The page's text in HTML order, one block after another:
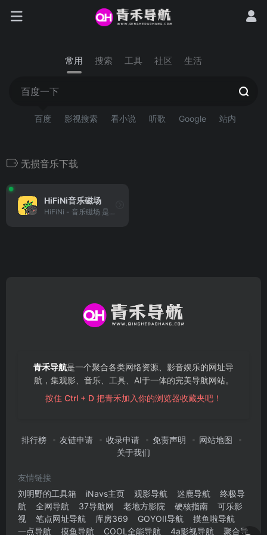
常用 搜索 工具 社区 生活
百度 影视搜索 看小说 听歌 Google 站内
无损音乐下载
HiFiNi音乐磁场
HiFiNi - 音乐磁场 是一个由音乐爱好者维护的分享平台,也是一个永久免费的海量无损音乐下载网站。在这里，您可以​​探索、聆听、分享并交流​​全球多元音乐。
青禾导航是一个聚合各类网络资源、影音娱乐的网址导
航，集观影、音乐、工具、AI于一体的完美导航网站。
按住 Ctrl + D 把青禾加入你的浏览器收藏夹吧！
排行榜 友链申请 收录申请 免责声明
网站地图
关于我们
友情链接
刘明野的工具箱
iNavs主页 观影导航 迷鹿导航
终极导
航
全网导航 37导航网 老地方影院 硬核指南
可乐影
视
笔点网址导航 库房369 GOYOII导航
摸鱼啦导航
一点导航
摸鱼导航 COOL全能导航 4a影视导航 聚合导